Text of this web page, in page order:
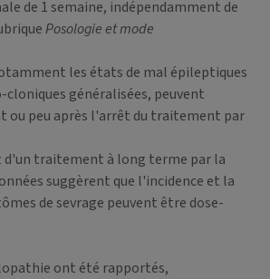
de 1 semaine, indépendamment de
Posologie et mode
les états de mal épileptiques
généralisées, peuvent
ou peu après l'arrêt du traitement par
traitement à long terme par la
suggèrent que l'incidence et la
de sevrage peuvent être dose-
ont été rapportés,